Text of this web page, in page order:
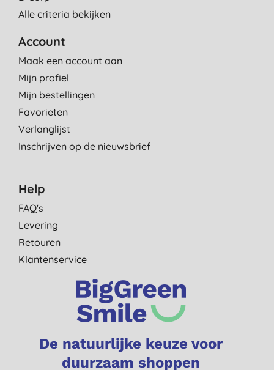
Alle criteria bekijken
Account
Maak een account aan
Mijn profiel
Mijn bestellingen
Favorieten
Verlanglijst
Inschrijven op de nieuwsbrief
Help
FAQ's
Levering
Retouren
Klantenservice
De natuurlijke keuze voor
duurzaam shoppen